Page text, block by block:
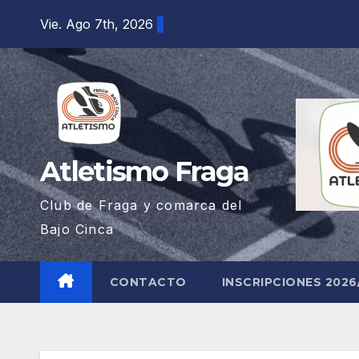
contenido
Vie. Ago 7th, 2026
Atletismo Fraga
Club de Fraga y comarca del
Bajo Cinca
CONTACTO INSCRIPCIONES